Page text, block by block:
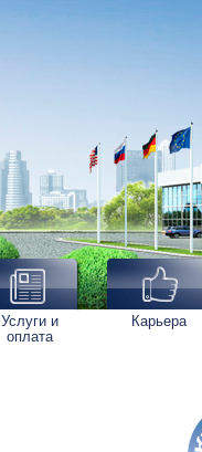
Услуги и
оплата
Карьера